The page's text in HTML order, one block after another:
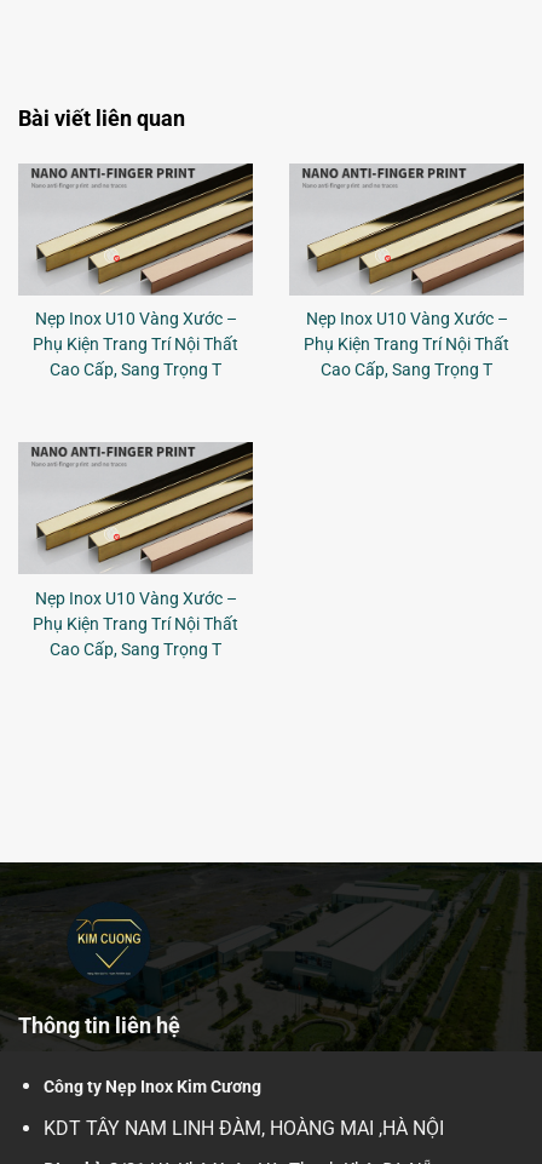
Bài viết liên quan
Nẹp Inox U10 Vàng Xước –
Phụ Kiện Trang Trí Nội Thất
Cao Cấp, Sang Trọng T
Nẹp Inox U10 Vàng Xước –
Phụ Kiện Trang Trí Nội Thất
Cao Cấp, Sang Trọng T
Nẹp Inox U10 Vàng Xước –
Phụ Kiện Trang Trí Nội Thất
Cao Cấp, Sang Trọng T
Thông tin liên hệ
Công ty Nẹp Inox Kim Cương
KDT TÂY NAM LINH ĐÀM, HOÀNG MAI ,HÀ NỘI